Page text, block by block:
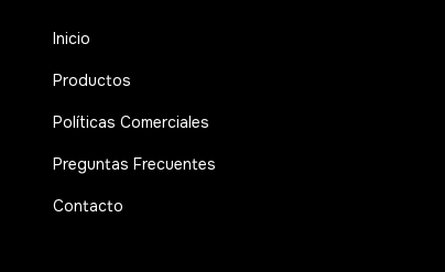
Inicio
Productos
Políticas Comerciales
Preguntas Frecuentes
Contacto